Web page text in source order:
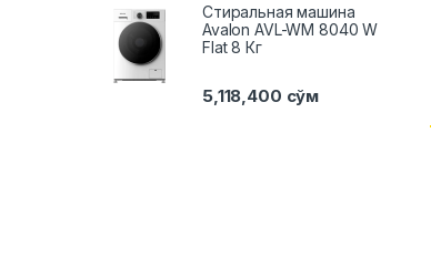
Стиральная машина
Avalon AVL-WM 8040 W
Flat 8 Кг
5,118,400 сўм